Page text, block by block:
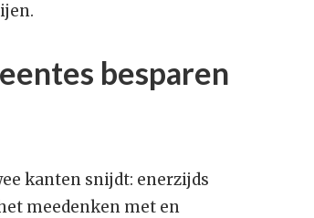
besparen
kanten snijdt: enerzijds
meedenken met en